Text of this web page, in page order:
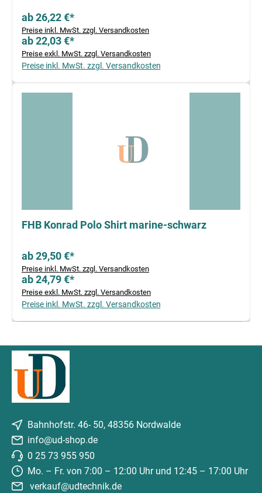
ab 26,22 €*
Preise inkl. MwSt. zzgl. Versandkosten
ab 22,03 €*
Preise exkl. MwSt. zzgl. Versandkosten
Preise inkl. MwSt. zzgl. Versandkosten
FHB Konrad Polo Shirt marine-schwarz
ab 29,50 €*
Preise inkl. MwSt. zzgl. Versandkosten
ab 24,79 €*
Preise exkl. MwSt. zzgl. Versandkosten
Preise inkl. MwSt. zzgl. Versandkosten
Bahnhofstr. 46- 50, 48356 Nordwalde
info@ud-shop.de
0 25 73 955 950
Mo. – Fr. von 7:00 – 12:00 Uhr und 12:45 – 17:00 Uhr
verkauf@udtechnik.de